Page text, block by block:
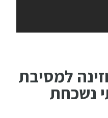
למסיבת
נשכחת